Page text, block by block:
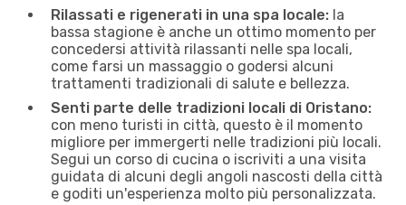
Rilassati e rigenerati in una spa locale: la
bassa stagione è anche un ottimo momento per
concedersi attività rilassanti nelle spa locali,
come farsi un massaggio o godersi alcuni
trattamenti tradizionali di salute e bellezza.
Senti parte delle tradizioni locali di Oristano:
con meno turisti in città, questo è il momento
migliore per immergerti nelle tradizioni più locali.
Segui un corso di cucina o iscriviti a una visita
guidata di alcuni degli angoli nascosti della città
e goditi un'esperienza molto più personalizzata.